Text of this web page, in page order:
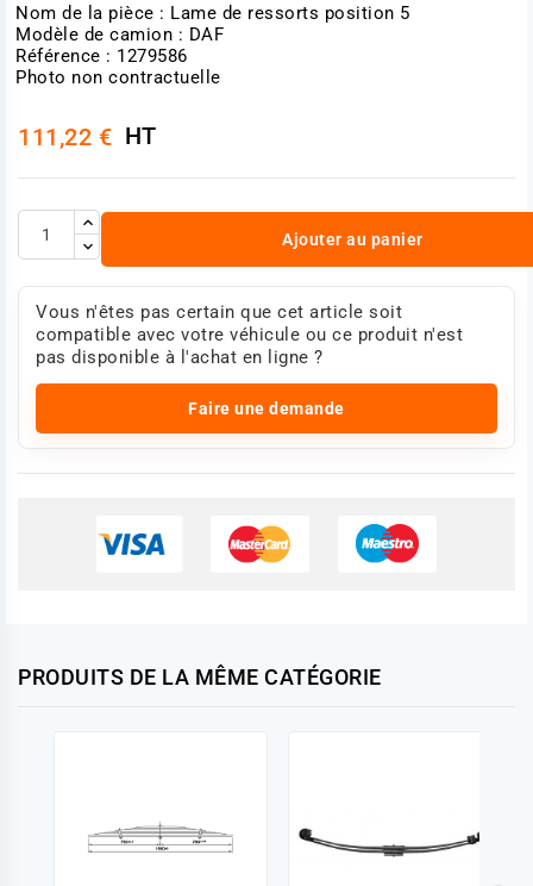
Nom de la pièce : Lame de ressorts position 5
Modèle de camion : DAF
Référence : 1279586
Photo non contractuelle
111,22 € HT
Ajouter au panier
Vous n'êtes pas certain que cet article soit
compatible avec votre véhicule ou ce produit n'est
pas disponible à l'achat en ligne ?
Faire une demande
PRODUITS DE LA MÊME CATÉGORIE